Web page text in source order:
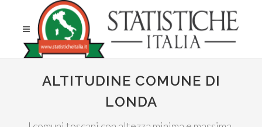
ALTITUDINE COMUNE DI
LONDA